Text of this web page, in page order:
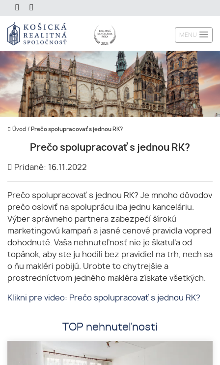
MENU
Úvod / Prečo spolupracovať s jednou RK?
Prečo spolupracovať s jednou RK?
Pridané: 16.11.2022
Prečo spolupracovať s jednou RK? Je mnoho dôvodov
prečo osloviť na spoluprácu iba jednu kanceláriu.
Výber správneho partnera zabezpečí šírokú
marketingovú kampaň a jasné cenové pravidla vopred
dohodnuté. Vaša nehnuteľnosť nie je škatuľa od
topánok, aby ste ju hodili bez pravidiel na trh, nech sa
o ňu makléri pobijú. Urobte to chytrejšie a
prostredníctvom jedného makléra získate všetkých.
Klikni pre video: Prečo spolupracovať s jednou RK?
TOP nehnuteľnosti